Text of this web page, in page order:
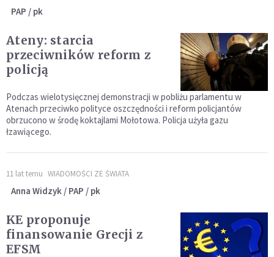
PAP / pk
Ateny: starcia
przeciwników reform z
policją
Podczas wielotysięcznej demonstracji w pobliżu parlamentu w
Atenach przeciwko polityce oszczędności i reform policjantów
obrzucono w środę koktajlami Mołotowa. Policja użyła gazu
łzawiącego.
11 lat temu WIADOMOŚCI ZE ŚWIATA
Anna Widzyk / PAP / pk
KE proponuje
finansowanie Grecji z
EFSM